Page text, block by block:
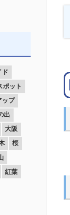
ド
ポット
ップ
出
大阪
桜
紅葉